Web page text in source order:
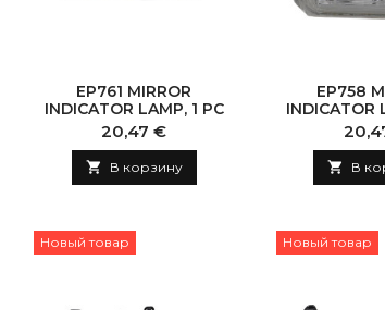
EP761 MIRROR
INDICATOR LAMP, 1 PC
Цена
20,47 €
 В корзину
EP758
INDICATOR
 В
Новый товар Новый товар